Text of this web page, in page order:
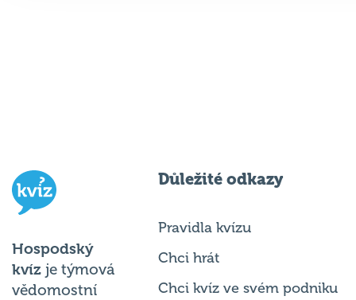
Hospodský
kvíz je týmová
vědomostní
Důležité odkazy
Pravidla kvízu
Chci hrát
Chci kvíz ve svém podniku